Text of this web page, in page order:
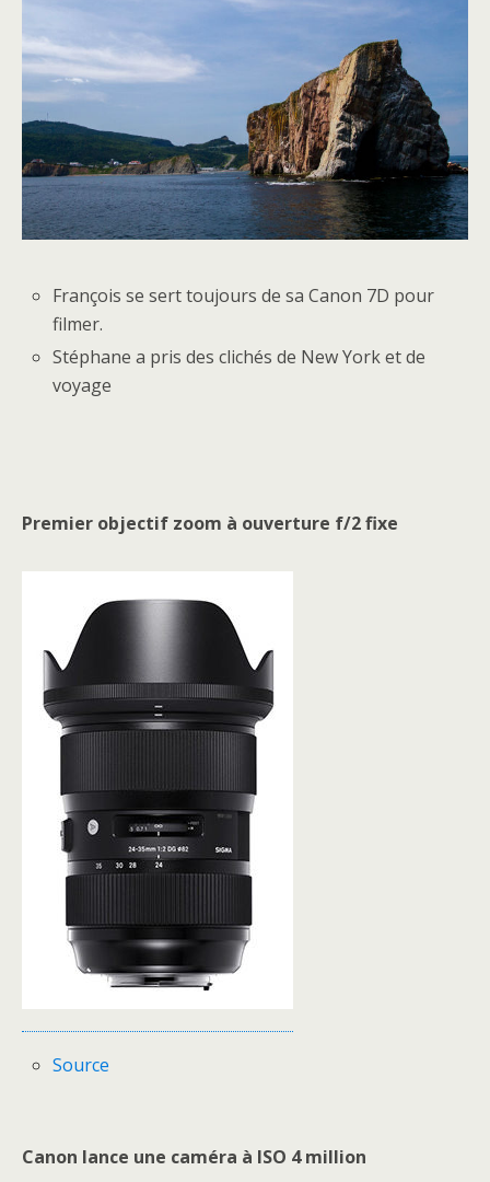
François se sert toujours de sa Canon 7D pour
filmer.
Stéphane a pris des clichés de New York et de
voyage
Premier objectif zoom à ouverture f/2 fixe
Source
Canon lance une caméra à ISO 4 million